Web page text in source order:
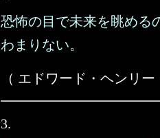
恐怖の目で未来を眺める
わまりない。
（ エドワード・ヘンリー
3.